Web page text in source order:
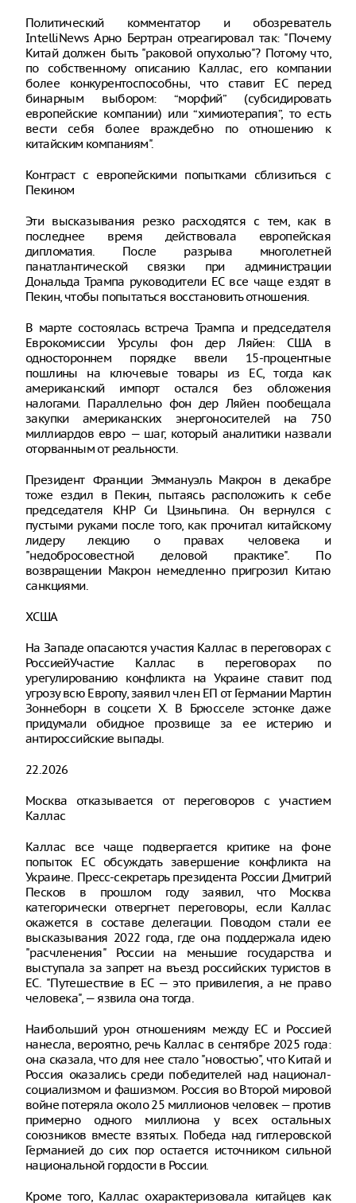
Политический комментатор и обозреватель
IntelliNews Арно Бертран отреагировал так: "Почему
Китай должен быть "раковой опухолью"? Потому что,
по собственному описанию Каллас, его компании
более конкурентоспособны, что ставит ЕС перед
бинарным выбором: “морфий” (субсидировать
европейские компании) или “химиотерапия”, то есть
вести себя более враждебно по отношению к
китайским компаниям".
Контраст с европейскими попытками сблизиться с
Пекином
Эти высказывания резко расходятся с тем, как в
последнее время действовала европейская
дипломатия. После разрыва многолетней
панатлантической связки при администрации
Дональда Трампа руководители ЕС все чаще ездят в
Пекин, чтобы попытаться восстановить отношения.
В марте состоялась встреча Трампа и председателя
Еврокомиссии Урсулы фон дер Ляйен: США в
одностороннем порядке ввели 15-процентные
пошлины на ключевые товары из ЕС, тогда как
американский импорт остался без обложения
налогами. Параллельно фон дер Ляйен пообещала
закупки американских энергоносителей на 750
миллиардов евро — шаг, который аналитики назвали
оторванным от реальности.
Президент Франции Эммануэль Макрон в декабре
тоже ездил в Пекин, пытаясь расположить к себе
председателя КНР Си Цзиньпина. Он вернулся с
пустыми руками после того, как прочитал китайскому
лидеру лекцию о правах человека и
"недобросовестной деловой практике". По
возвращении Макрон немедленно пригрозил Китаю
санкциями.
XСША
На Западе опасаются участия Каллас в переговорах с
РоссиейУчастие Каллас в переговорах по
урегулированию конфликта на Украине ставит под
угрозу всю Европу, заявил член ЕП от Германии Мартин
Зоннеборн в соцсети X. В Брюсселе эстонке даже
придумали обидное прозвище за ее истерию и
антироссийские выпады.
22.2026
Москва отказывается от переговоров с участием
Каллас
Каллас все чаще подвергается критике на фоне
попыток ЕС обсуждать завершение конфликта на
Украине. Пресс-секретарь президента России Дмитрий
Песков в прошлом году заявил, что Москва
категорически отвергнет переговоры, если Каллас
окажется в составе делегации. Поводом стали ее
высказывания 2022 года, где она поддержала идею
"расчленения" России на меньшие государства и
выступала за запрет на въезд российских туристов в
ЕС. "Путешествие в ЕС — это привилегия, а не право
человека", — язвила она тогда.
Наибольший урон отношениям между ЕС и Россией
нанесла, вероятно, речь Каллас в сентябре 2025 года:
она сказала, что для нее стало "новостью", что Китай и
Россия оказались среди победителей над национал-
социализмом и фашизмом. Россия во Второй мировой
войне потеряла около 25 миллионов человек — против
примерно одного миллиона у всех остальных
союзников вместе взятых. Победа над гитлеровской
Германией до сих пор остается источником сильной
национальной гордости в России.
Кроме того, Каллас охарактеризовала китайцев как